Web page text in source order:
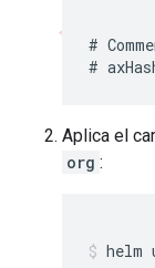
#
#
Aplica el
org :
helm